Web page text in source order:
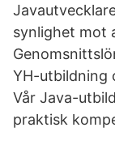
synlighet mot
YH-utbildning
Vår Java-
praktisk